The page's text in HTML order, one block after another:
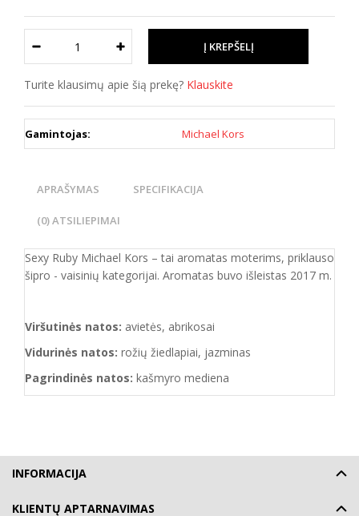
Turite klausimų apie šią prekę? Klauskite
Gamintojas: Michael Kors
APRAŠYMAS SPECIFIKACIJA
(0) ATSILIEPIMAI
Sexy Ruby Michael Kors – tai aromatas moterims, priklauso
šipro - vaisinių kategorijai. Aromatas buvo išleistas 2017 m.
Viršutinės natos: avietės, abrikosai
Vidurinės natos: rožių žiedlapiai, jazminas
Pagrindinės natos: kašmyro mediena
INFORMACIJA
KLIENTŲ APTARNAVIMAS